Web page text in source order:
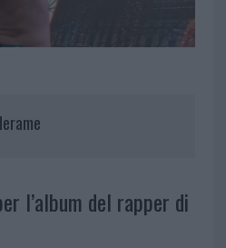
l’album del rapper di